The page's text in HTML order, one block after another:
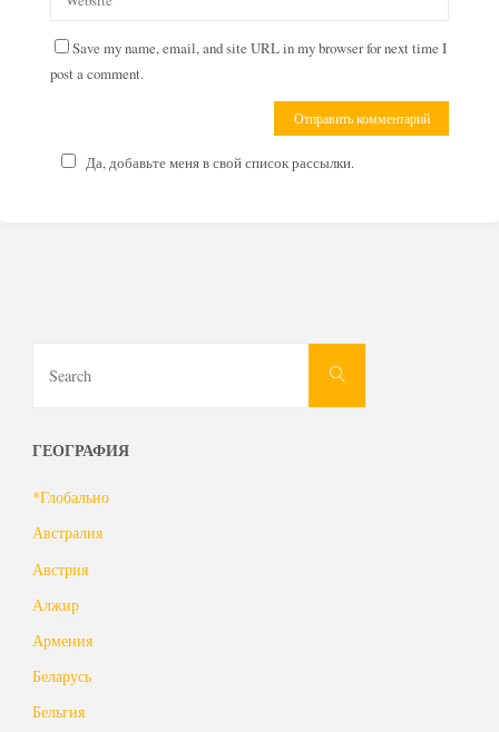
Save my name, email, and site URL in my browser for next time I
post a comment.
Да, добавьте меня в свой список рассылки.
Search
ГЕОГРАФИЯ
*Глобально
Австралия
Австрия
Алжир
Армения
Беларусь
Бельгия